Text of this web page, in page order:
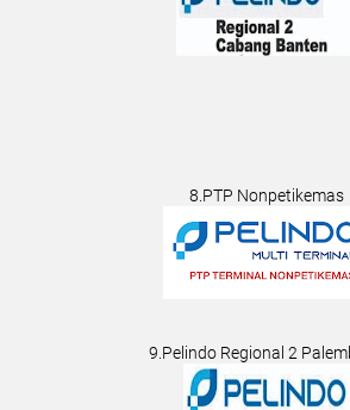
8.PTP Nonpetikemas
9.Pelindo Regional 2